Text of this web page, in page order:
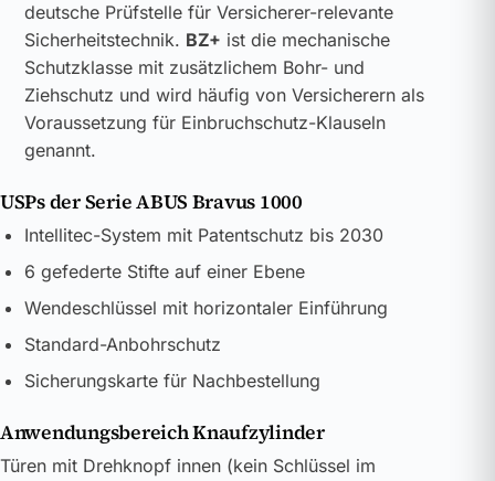
deutsche Prüfstelle für Versicherer-relevante
Sicherheitstechnik. BZ+ ist die mechanische
Schutzklasse mit zusätzlichem Bohr- und
Ziehschutz und wird häufig von Versicherern als
Voraussetzung für Einbruchschutz-Klauseln
genannt.
USPs der Serie ABUS Bravus 1000
Intellitec-System mit Patentschutz bis 2030
6 gefederte Stifte auf einer Ebene
Wendeschlüssel mit horizontaler Einführung
Standard-Anbohrschutz
Sicherungskarte für Nachbestellung
Anwendungsbereich Knaufzylinder
Türen mit Drehknopf innen (kein Schlüssel im